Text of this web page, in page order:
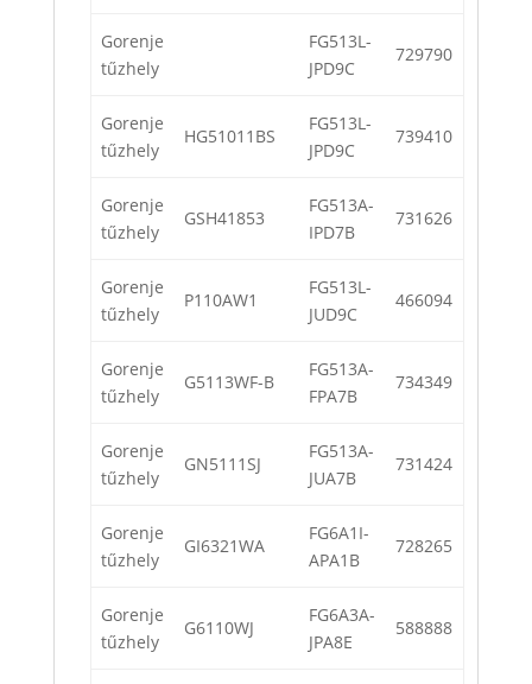
Gorenje
tűzhely
FG513L-
JPD9C
729790
Gorenje
tűzhely
HG51011BS
FG513L-
JPD9C
739410
Gorenje
tűzhely
GSH41853
FG513A-
IPD7B
731626
Gorenje
tűzhely
P110AW1
FG513L-
JUD9C
466094
Gorenje
tűzhely
G5113WF-B
FG513A-
FPA7B
734349
Gorenje
tűzhely
GN5111SJ
FG513A-
JUA7B
731424
Gorenje
tűzhely
GI6321WA
FG6A1I-
APA1B
728265
Gorenje
tűzhely
G6110WJ
FG6A3A-
JPA8E
588888